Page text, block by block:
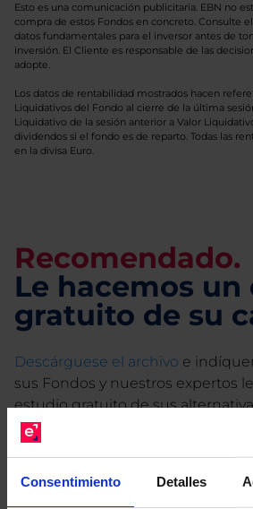
Consentimiento Detalles
Esto es una comunicación publicitaria. EBN no
compra de estos Fondos en concreto. Consulte
datos fundamentales para el inversor antes de
inversión. El Cliente es responsable de las
adopte.
Los datos de rentabilidad mostrados hacen
Liquidativos del Fondo al cierre de la última
Liquidativo de la sesión anterior a Valor
dividendos si el fondo es de reparto. Todas las
en la divisa Euro.
Recomendado.
Le hacemos
gratuito de su
Descárguese el archivo e
sus Fondos y nuestros expertos
estudio gratuito de sus
Limpias con las que podrá